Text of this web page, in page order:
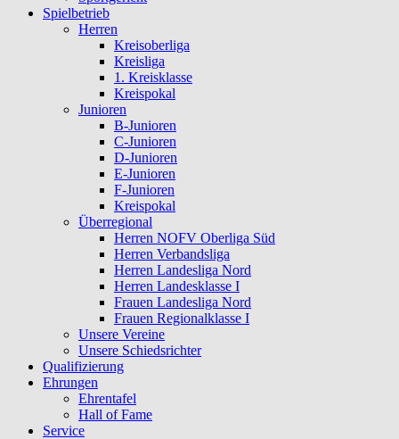
Spielbetrieb
Herren
Kreisoberliga
Kreisliga
1. Kreisklasse
Kreispokal
Junioren
B-Junioren
C-Junioren
D-Junioren
E-Junioren
F-Junioren
Kreispokal
Überregional
Herren NOFV Oberliga Süd
Herren Verbandsliga
Herren Landesliga Nord
Herren Landesklasse I
Frauen Landesliga Nord
Frauen Regionalklasse I
Unsere Vereine
Unsere Schiedsrichter
Qualifizierung
Ehrungen
Ehrentafel
Hall of Fame
Service